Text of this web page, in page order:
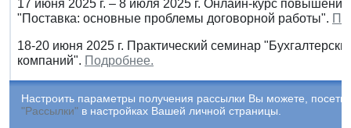
17 июня 2025 г. – 8 июля 2025 г. Онлайн-курс
"Поставка: основные проблемы договорной работы".
18-20 июня 2025 г. Практический семинар
компаний". Подробнее.
Настроить параметры получения рассылки Вы можете,
"Рассылки" в настройках Вашей личной страницы.